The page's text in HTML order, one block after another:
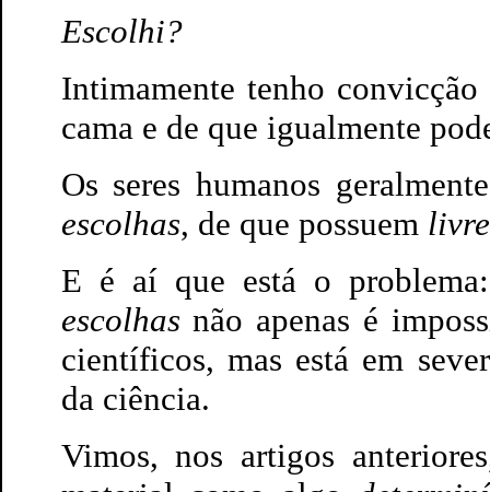
Escolhi?
Intimamente tenho
cama e de que igualmente
Os seres humanos
escolhas, de que possuem
E é aí que está o
escolhas não apenas é
científicos, mas está em
da ciência.
Vimos, nos artigos